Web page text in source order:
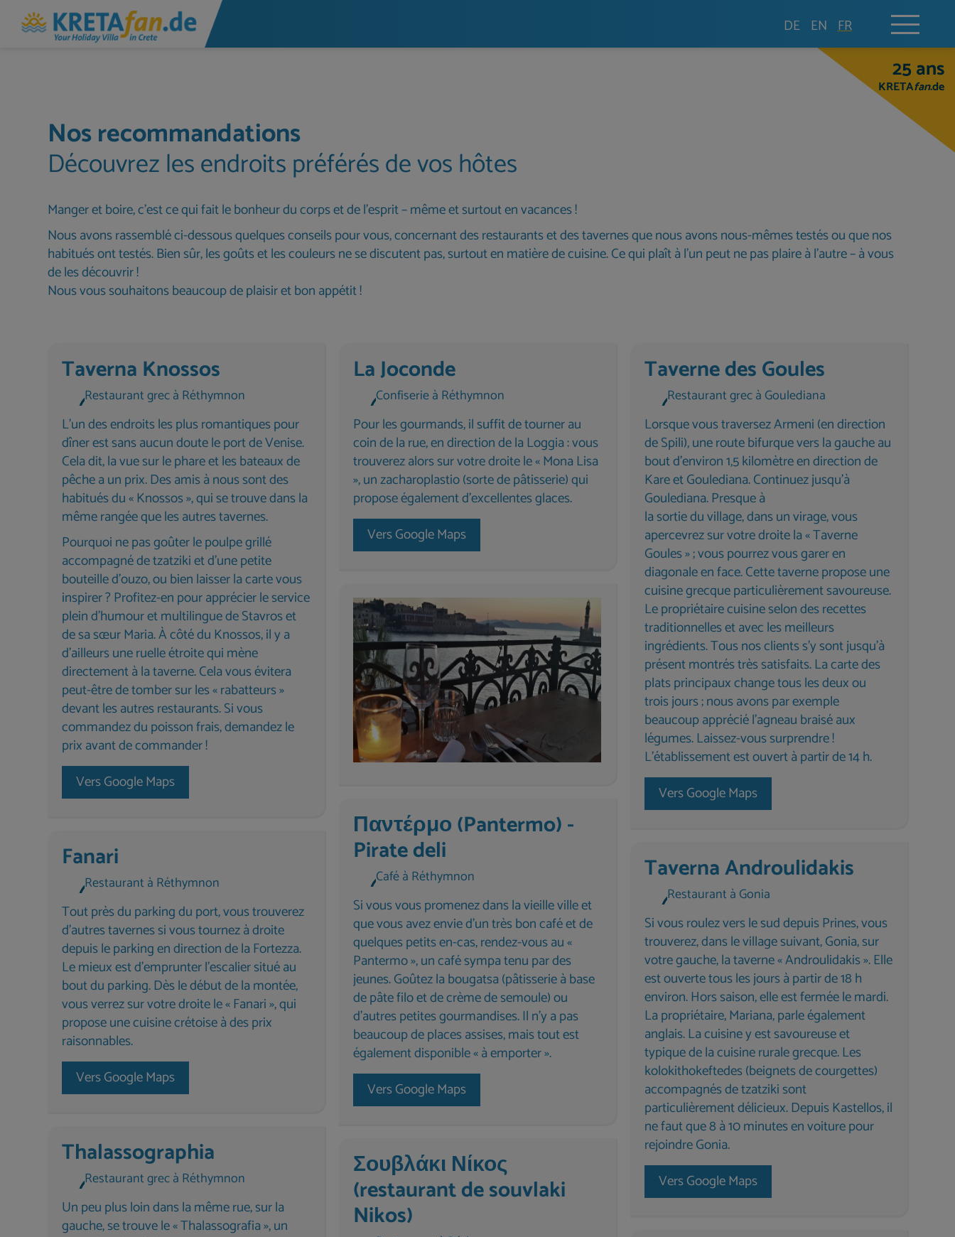
DE EN FR
25 ans
KRETAfan.de
Nos recommandations
Découvrez les endroits préférés de vos hôtes
Manger et boire, c'est ce qui fait le bonheur du corps et de l'esprit – même et surtout en vacances !
Nous avons rassemblé ci-dessous quelques conseils pour vous, concernant des restaurants et des tavernes que nous avons nous-mêmes testés ou que nos
habitués ont testés. Bien sûr, les goûts et les couleurs ne se discutent pas, surtout en matière de cuisine. Ce qui plaît à l’un peut ne pas plaire à l’autre – à vous
de les découvrir !
Nous vous souhaitons beaucoup de plaisir et bon appétit !
Taverna Knossos
Restaurant grec à Réthymnon
L'un des endroits les plus romantiques pour
dîner est sans aucun doute le port de Venise.
Cela dit, la vue sur le phare et les bateaux de
pêche a un prix. Des amis à nous sont des
habitués du « Knossos », qui se trouve dans la
même rangée que les autres tavernes.
Pourquoi ne pas goûter le poulpe grillé
accompagné de tzatziki et d’une petite
bouteille d’ouzo, ou bien laisser la carte vous
inspirer ? Profitez-en pour apprécier le service
plein d’humour et multilingue de Stavros et
de sa sœur Maria. À côté du Knossos, il y a
d’ailleurs une ruelle étroite qui mène
directement à la taverne. Cela vous évitera
peut-être de tomber sur les « rabatteurs »
devant les autres restaurants. Si vous
commandez du poisson frais, demandez le
prix avant de commander !
Vers Google Maps
Fanari
Restaurant à Réthymnon
Tout près du parking du port, vous trouverez
d'autres tavernes si vous tournez à droite
depuis le parking en direction de la Fortezza.
Le mieux est d'emprunter l'escalier situé au
bout du parking. Dès le début de la montée,
vous verrez sur votre droite le « Fanari », qui
propose une cuisine crétoise à des prix
raisonnables.
Vers Google Maps
Thalassographia
Restaurant grec à Réthymnon
Un peu plus loin dans la même rue, sur la
gauche, se trouve le « Thalassografia », un
La Joconde
Confiserie à Réthymnon
Pour les gourmands, il suffit de tourner au
coin de la rue, en direction de la Loggia : vous
trouverez alors sur votre droite le « Mona Lisa
», un zacharoplastio (sorte de pâtisserie) qui
propose également d’excellentes glaces.
Vers Google Maps
Παντέρμο (Pantermo) -
Pirate deli
Café à Réthymnon
Si vous vous promenez dans la vieille ville et
que vous avez envie d'un très bon café et de
quelques petits en-cas, rendez-vous au «
Pantermo », un café sympa tenu par des
jeunes. Goûtez la bougatsa (pâtisserie à base
de pâte filo et de crème de semoule) ou
d'autres petites gourmandises. Il n'y a pas
beaucoup de places assises, mais tout est
également disponible « à emporter ».
Vers Google Maps
Σουβλάκι Νίκος
(restaurant de souvlaki
Nikos)
Taverne des Goules
Restaurant grec à Goulediana
Lorsque vous traversez Armeni (en direction
de Spili), une route bifurque vers la gauche au
bout d'environ 1,5 kilomètre en direction de
Kare et Goulediana. Continuez jusqu'à
Goulediana. Presque à
la sortie du village, dans un virage, vous
apercevrez sur votre droite la « Taverne
Goules » ; vous pourrez vous garer en
diagonale en face. Cette taverne propose une
cuisine grecque particulièrement savoureuse.
Le propriétaire cuisine selon des recettes
traditionnelles et avec les meilleurs
ingrédients. Tous nos clients s’y sont jusqu’à
présent montrés très satisfaits. La carte des
plats principaux change tous les deux ou
trois jours ; nous avons par exemple
beaucoup apprécié l’agneau braisé aux
légumes. Laissez-vous surprendre !
L’établissement est ouvert à partir de 14 h.
Vers Google Maps
Taverna Androulidakis
Restaurant à Gonia
Si vous roulez vers le sud depuis Prines, vous
trouverez, dans le village suivant, Gonia, sur
votre gauche, la taverne « Androulidakis ». Elle
est ouverte tous les jours à partir de 18 h
environ. Hors saison, elle est fermée le mardi.
La propriétaire, Mariana, parle également
anglais. La cuisine y est savoureuse et
typique de la cuisine rurale grecque. Les
kolokithokeftedes (beignets de courgettes)
accompagnés de tzatziki sont
particulièrement délicieux. Depuis Kastellos, il
ne faut que 8 à 10 minutes en voiture pour
rejoindre Gonia.
Vers Google Maps